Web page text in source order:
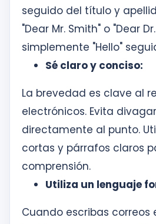
seguido del título y
"Dear Mr. Smith" o "Dear
simplemente "Hello"
Sé claro y conciso:
La brevedad es clave al
electrónicos. Evita
directamente al punto.
cortas y párrafos claros
comprensión.
Utiliza un lenguaje
Cuando escribas correos